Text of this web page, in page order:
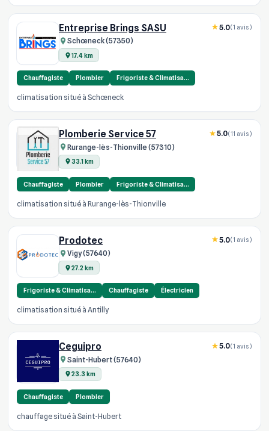
Entreprise Brings SASU
Schœneck (57350)
17.4 km
5.0(1 avis)
Chauffagiste Plombier Frigoriste & Climatisa…
climatisation situé à Schœneck
Plomberie Service 57
Rurange-lès-Thionville (57310)
33.1 km
5.0(11 avis)
Chauffagiste Plombier Frigoriste & Climatisa…
climatisation situé à Rurange-lès-Thionville
Prodotec
Vigy (57640)
27.2 km
5.0(1 avis)
Frigoriste & Climatisa… Chauffagiste Électricien
climatisation situé à Antilly
Ceguipro
Saint-Hubert (57640)
23.3 km
5.0(1 avis)
Chauffagiste Plombier
chauffage situé à Saint-Hubert